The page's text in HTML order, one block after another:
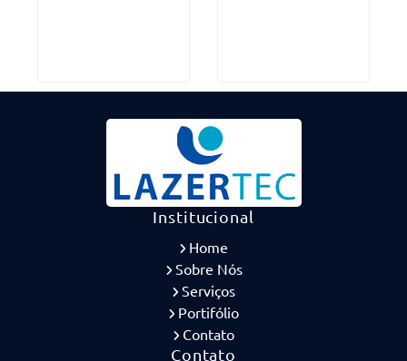
Institucional
Home
Sobre Nós
Serviços
Portifólio
Contato
Contato